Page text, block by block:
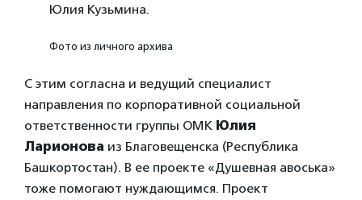
Юлия Кузьмина.
Фото из личного архива
С этим согласна и ведущий специалист
направления по корпоративной социальной
ответственности группы ОМК Юлия
Ларионова из Благовещенска (Республика
Башкортостан). В ее проекте «Душевная авоська»
тоже помогают нуждающимся. Проект